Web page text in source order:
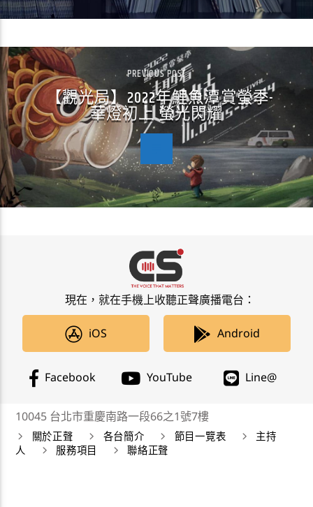
PREVIOUS POST
【觀光局】2022年鯉魚潭賞螢季-
華燈初上 螢光閃耀
現在，就在手機上收聽正聲廣播電台：
iOS Android
Facebook YouTube Line@
10045 台北市重慶南路一段66之1號7樓
關於正聲
各台簡介 節目一覽表
主持
人
服務項目 聯絡正聲